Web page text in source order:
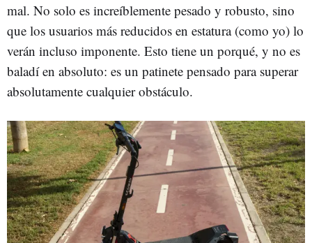
mal. No solo es increíblemente pesado y robusto, sino
que los usuarios más reducidos en estatura (como yo) lo
verán incluso imponente. Esto tiene un porqué, y no es
baladí en absoluto: es un patinete pensado para superar
absolutamente cualquier obstáculo.